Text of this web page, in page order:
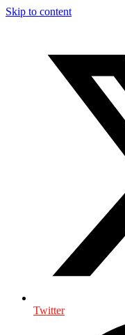
Skip to content
Twitter